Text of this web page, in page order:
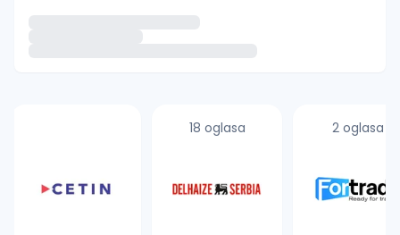
proverite pravopisne greške (koristite č, ć, š, đ,
18 oglasa 2 oglasa